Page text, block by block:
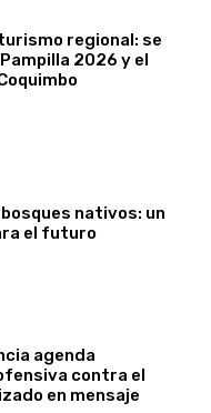
regional: se
2026 y el
nativos: un
el futuro
agenda
contra el
en mensaje